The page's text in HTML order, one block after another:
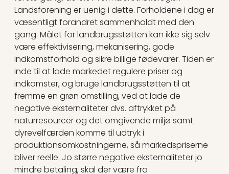
Landsforening er uenig i dette. Forholdene i dag er
væsentligt forandret sammenholdt med den
gang. Målet for landbrugsstøtten kan ikke sig selv
være effektivisering, mekanisering, gode
indkomstforhold og sikre billige fødevarer. Tiden er
inde til at lade markedet regulere priser og
indkomster, og bruge landbrugsstøtten til at
fremme en grøn omstilling, ved at lade de
negative eksternaliteter dvs. aftrykket på
naturresourcer og det omgivende miljø samt
dyrevelfærden komme til udtryk i
produktionsomkostningerne, så markedspriserne
bliver reelle. Jo større negative eksternaliteter jo
mindre betaling, skal der være fra